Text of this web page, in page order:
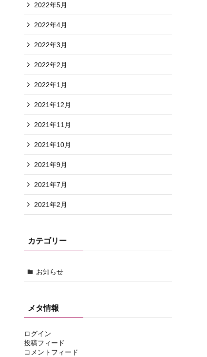
2022年5月
2022年4月
2022年3月
2022年2月
2022年1月
2021年12月
2021年11月
2021年10月
2021年9月
2021年7月
2021年2月
カテゴリー
お知らせ
メタ情報
ログイン
投稿フィード
コメントフィード